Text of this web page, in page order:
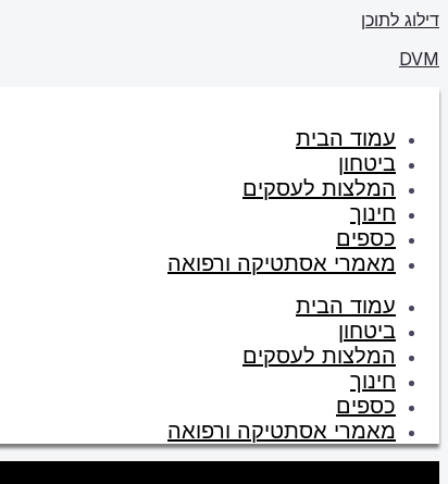
דילוג לתוכן
DVM
עמוד הבית
ביטחון
המלצות לעסקים
חינוך
כספים
מאמרי אסתטיקה ורפואה
עמוד הבית
ביטחון
המלצות לעסקים
חינוך
כספים
מאמרי אסתטיקה ורפואה